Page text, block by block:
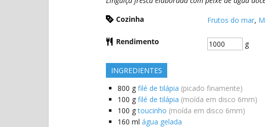
Cozinha
Frutos do mar,
Rendimento g
INGREDIENTES
800 g filé de tilápia (picado finamente)
100 g filé de tilápia (moída em disco 6mm)
100 g toucinho (moída em disco 6mm)
160 ml água gelada